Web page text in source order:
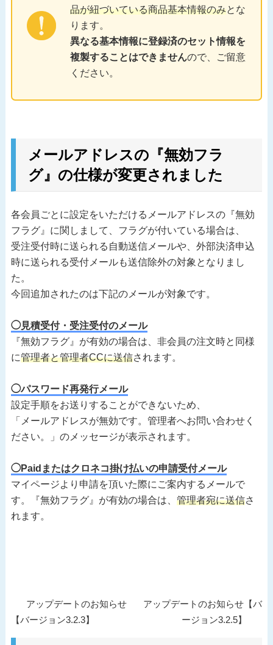
品が紐づいている商品基本情報のみとな
ります。
異なる基本情報に登録済のセット情報を
複製することはできませんので、ご留意
ください。
メールアドレスの『無効フラ
グ』の仕様が変更されました
各会員ごとに設定をいただけるメールアドレスの『無効
フラグ』に関しまして、フラグが付いている場合は、
受注受付時に送られる自動送信メールや、外部決済申込
時に送られる受付メールも送信除外の対象となりまし
た。
今回追加されたのは下記のメールが対象です。
◯見積受付・受注受付のメール
『無効フラグ』が有効の場合は、非会員の注文時と同様
に管理者と管理者CCに送信されます。
◯パスワード再発行メール
設定手順をお送りすることができないため、
「メールアドレスが無効です。管理者へお問い合わせく
ださい。」のメッセージが表示されます。
◯Paidまたはクロネコ掛け払いの申請受付メール
マイページより申請を頂いた際にご案内するメールで
す。『無効フラグ』が有効の場合は、 管理者宛に送信さ
れます。
ナ
過
去
アップデートのお知らせ
【バージョン3.2.3】
次
アップデートのお知らせ【バ
ージョン3.2.5】